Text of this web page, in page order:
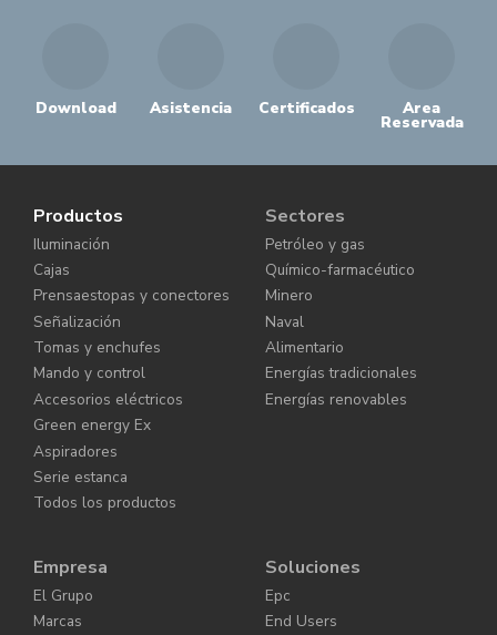
Download Asistencia Certificados Area
Reservada
Productos
Iluminación
Cajas
Prensaestopas y conectores
Señalización
Tomas y enchufes
Mando y control
Accesorios eléctricos
Green energy Ex
Aspiradores
Serie estanca
Todos los productos
Sectores
Petróleo y gas
Químico-farmacéutico
Minero
Naval
Alimentario
Energías tradicionales
Energías renovables
Empresa
El Grupo
Marcas
Soluciones
Epc
End Users